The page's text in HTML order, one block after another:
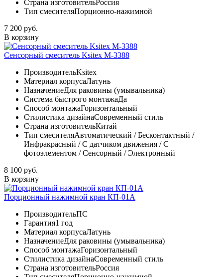
Страна изготовительРоссия
Тип смесителяПорционно-нажимной
7 200 руб.
В корзину
Сенсорный смеситель Ksitex М-3388
ПроизводительKsitex
Материал корпусаЛатунь
НазначениеДля раковины (умывальника)
Система быстрого монтажаДа
Способ монтажаГоризонтальный
Стилистика дизайнаСовременный стиль
Страна изготовительКитай
Тип смесителяАвтоматический / Бесконтактный /
Инфракрасный / С датчиком движения / С
фотоэлементом / Сенсорный / Электронный
8 100 руб.
В корзину
Порционный нажимной кран КП-01А
ПроизводительПС
Гарантия1 год
Материал корпусаЛатунь
НазначениеДля раковины (умывальника)
Способ монтажаГоризонтальный
Стилистика дизайнаСовременный стиль
Страна изготовительРоссия